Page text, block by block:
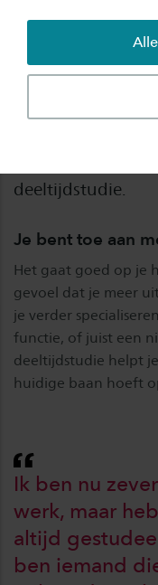
Misschien
(opnieuw) te
twijfelen. Want,
deeltijdstudie.
Je bent toe aan
Het gaat goed op je
gevoel dat je meer
je verder
functie, of juist een
deeltijdstudie helpt
huidige baan hoeft
Ik ben nu
werk, maar
altijd
ben iemand